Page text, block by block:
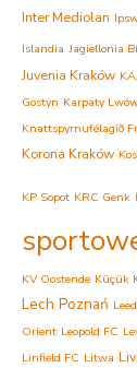
Inter Mediolan
Islandia Jagiellonia
Juvenia Kraków
Gostyn Karpaty
Knattspyrnufélagið
Korona Kraków
KP Sopot KRC Genk
KV Oostende Küçük
Lech Poznań
Orient Leopold FC
Linfield FC Litwa